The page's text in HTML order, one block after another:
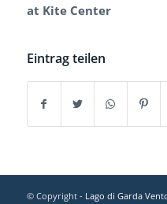
at Kite Center
Eintrag teilen
© Copyright - Lago di Garda